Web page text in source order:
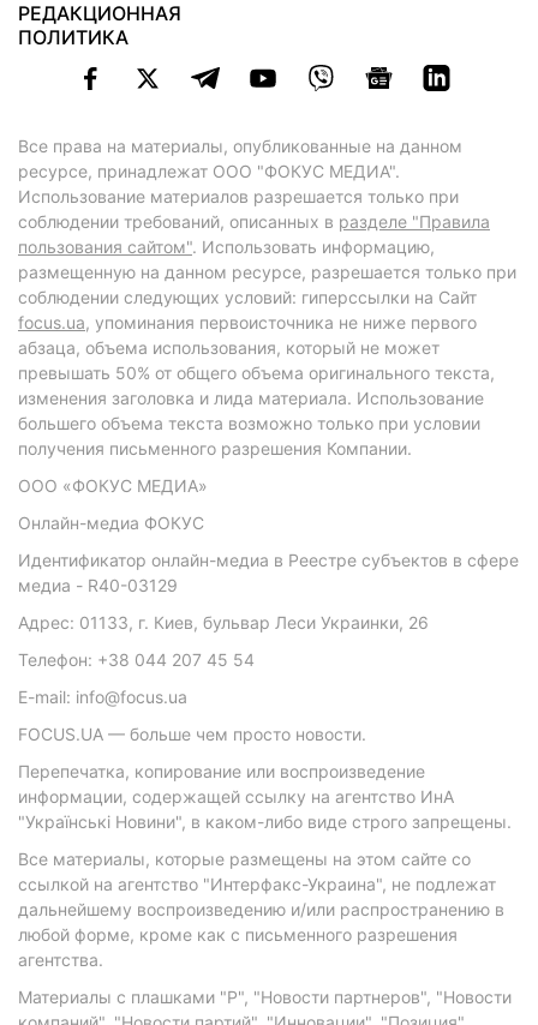
РЕДАКЦИОННАЯ
ПОЛИТИКА
Все права на материалы, опубликованные на данном
ресурсе, принадлежат ООО "ФОКУС МЕДИА".
Использование материалов разрешается только при
соблюдении требований, описанных в разделе "Правила
пользования сайтом". Использовать информацию,
размещенную на данном ресурсе, разрешается только при
соблюдении следующих условий: гиперссылки на Сайт
focus.ua, упоминания первоисточника не ниже первого
абзаца, объема использования, который не может
превышать 50% от общего объема оригинального текста,
изменения заголовка и лида материала. Использование
большего объема текста возможно только при условии
получения письменного разрешения Компании.
ООО «ФОКУС МЕДИА»
Онлайн-медиа ФОКУС
Идентификатор онлайн-медиа в Реестре субъектов в сфере
медиа - R40-03129
Адрес: 01133, г. Киев, бульвар Леси Украинки, 26
Телефон: +38 044 207 45 54
E-mail: info@focus.ua
FOCUS.UA — больше чем просто новости.
Перепечатка, копирование или воспроизведение
информации, содержащей ссылку на агентство ИнА
"Українські Новини", в каком-либо виде строго запрещены.
Все материалы, которые размещены на этом сайте со
ссылкой на агентство "Интерфакс-Украина", не подлежат
дальнейшему воспроизведению и/или распространению в
любой форме, кроме как с письменного разрешения
агентства.
Материалы с плашками "Р", "Новости партнеров", "Новости